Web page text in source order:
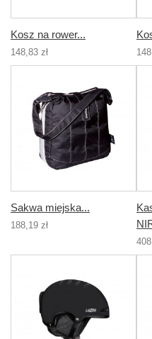
Kosz na rower...
148,83 zł
Sakwa miejska...
188,19 zł